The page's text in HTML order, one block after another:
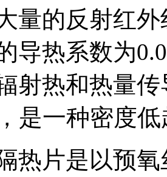
量的反射红
导热系数为
射热和热量
是一种密度
片是以预氧